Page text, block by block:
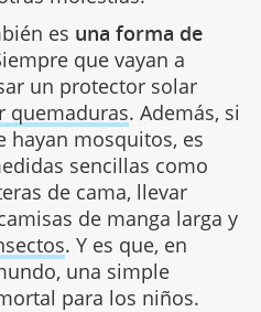
es una forma de
que vayan a
un protector solar
quemaduras. Además, si
hayan mosquitos, es
sencillas como
de cama, llevar
de manga larga y
. Y es que, en
una simple
para los niños.